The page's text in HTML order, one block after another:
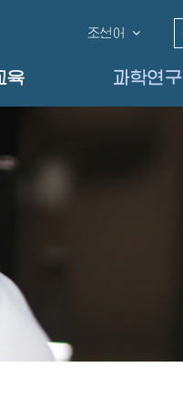
조선어
육 과학연구